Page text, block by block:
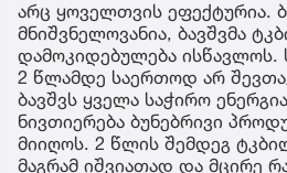
არც ყოველთვის ეფექტურია.
მნიშვნელოვანია, ბავშვმა
დამოკიდებულება ისწავლოს.
2 წლამდე საერთოდ არ
ბავშვს ყველა საჭირო
ნივთიერება ბუნებრივი
მიიღოს. 2 წლის შემდეგ
მაგრამ იშვიათად და მცირე